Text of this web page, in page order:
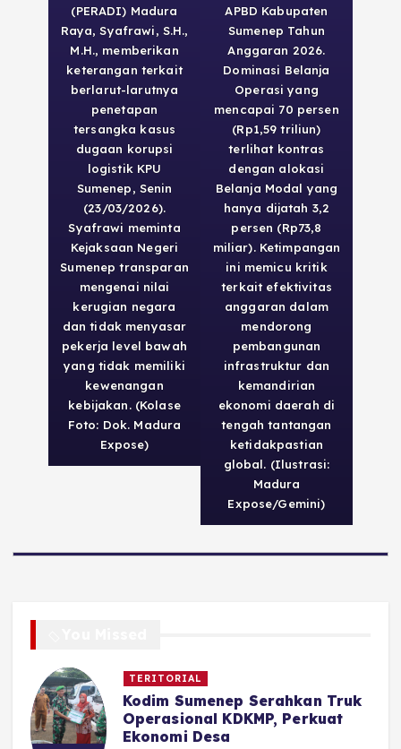
(PERADI) Madura
Raya, Syafrawi, S.H.,
M.H., memberikan
keterangan terkait
berlarut-larutnya
penetapan
tersangka kasus
dugaan korupsi
logistik KPU
Sumenep, Senin
(23/03/2026).
Syafrawi meminta
Kejaksaan Negeri
Sumenep transparan
mengenai nilai
kerugian negara
dan tidak menyasar
pekerja level bawah
yang tidak memiliki
kewenangan
kebijakan. (Kolase
Foto: Dok. Madura
Expose)
APBD Kabupaten
Sumenep Tahun
Anggaran 2026.
Dominasi Belanja
Operasi yang
mencapai 70 persen
(Rp1,59 triliun)
terlihat kontras
dengan alokasi
Belanja Modal yang
hanya dijatah 3,2
persen (Rp73,8
miliar). Ketimpangan
ini memicu kritik
terkait efektivitas
anggaran dalam
mendorong
pembangunan
infrastruktur dan
kemandirian
ekonomi daerah di
tengah tantangan
ketidakpastian
global. (Ilustrasi:
Madura
Expose/Gemini)
TERITORIAL
Kodim Sumenep Serahkan Truk
Operasional KDKMP, Perkuat
Ekonomi Desa